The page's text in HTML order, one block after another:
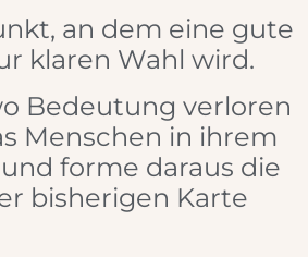
an dem eine gute
klaren Wahl wird.
Bedeutung verloren
Menschen in ihrem
forme daraus die
bisherigen Karte